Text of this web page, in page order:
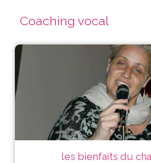
Coaching vocal
les bienfaits du